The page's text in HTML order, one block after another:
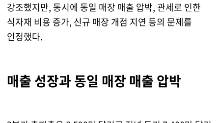
강조했지만, 동시에 동일 매장 매출 압박, 관세로 인한
식자재 비용 증가, 신규 매장 개점 지연 등의 문제를
인정했다.
매출 성장과 동일 매장 매출 압박